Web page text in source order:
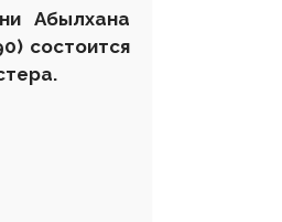
Абылхана
состоится